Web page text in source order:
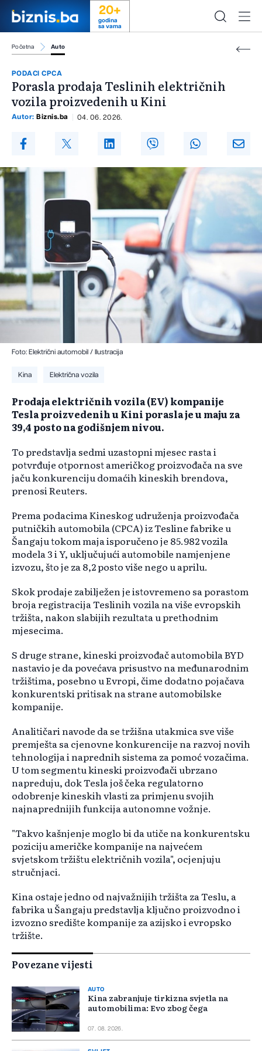
20+
godina
sa vama
Početna Auto
PODACI CPCA
Porasla prodaja Teslinih električnih
vozila proizvedenih u Kini
Autor: Biznis.ba 04. 06. 2026.
Foto: Električni automobil / Ilustracija
Kina Električna vozila
Prodaja električnih vozila (EV) kompanije
Tesla proizvedenih u Kini porasla je u maju za
39,4 posto na godišnjem nivou.
To predstavlja sedmi uzastopni mjesec rasta i
potvrđuje otpornost američkog proizvođača na sve
jaču konkurenciju domaćih kineskih brendova,
prenosi Reuters.
Prema podacima Kineskog udruženja proizvođača
putničkih automobila (CPCA) iz Tesline fabrike u
Šangaju tokom maja isporučeno je 85.982 vozila
modela 3 i Y, uključujući automobile namjenjene
izvozu, što je za 8,2 posto više nego u aprilu.
Skok prodaje zabilježen je istovremeno sa porastom
broja registracija Teslinih vozila na više evropskih
tržišta, nakon slabijih rezultata u prethodnim
mjesecima.
S druge strane, kineski proizvođač automobila BYD
nastavio je da povećava prisustvo na međunarodnim
tržištima, posebno u Evropi, čime dodatno pojačava
konkurentski pritisak na strane automobilske
kompanije.
Analitičari navode da se tržišna utakmica sve više
premješta sa cjenovne konkurencije na razvoj novih
tehnologija i naprednih sistema za pomoć vozačima.
U tom segmentu kineski proizvođači ubrzano
napreduju, dok Tesla još čeka regulatorno
odobrenje kineskih vlasti za primjenu svojih
najnaprednijih funkcija autonomne vožnje.
"Takvo kašnjenje moglo bi da utiče na konkurentsku
poziciju američke kompanije na najvećem
svjetskom tržištu električnih vozila", ocjenjuju
stručnjaci.
Kina ostaje jedno od najvažnijih tržišta za Teslu, a
fabrika u Šangaju predstavlja ključno proizvodno i
izvozno središte kompanije za azijsko i evropsko
tržište.
Povezane vijesti
AUTO
Kina zabranjuje tirkizna svjetla na
automobilima: Evo zbog čega
07. 08. 2026.